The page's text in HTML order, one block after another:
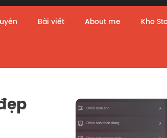
Bài viết About me Kho